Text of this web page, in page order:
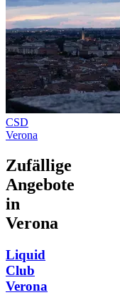
CSD
Verona
Zufällige
Angebote
in
Verona
Liquid
Club
Verona